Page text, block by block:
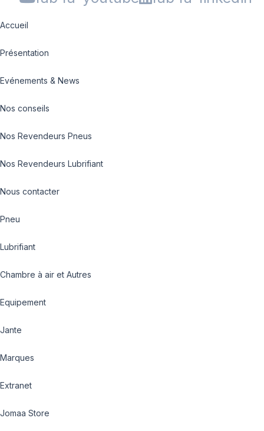
Accueil
Présentation
Evénements & News
Nos conseils
Nos Revendeurs Pneus
Nos Revendeurs Lubrifiant
Nous contacter
Pneu
Lubrifiant
Chambre à air et Autres
Equipement
Jante
Marques
Extranet
Jomaa Store